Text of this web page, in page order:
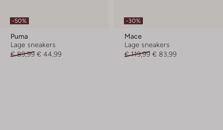
-50%
Puma
Lage sneakers
€ 89,99 € 44,99
-30%
Mace
Lage sneakers
€ 119,99 € 83,99